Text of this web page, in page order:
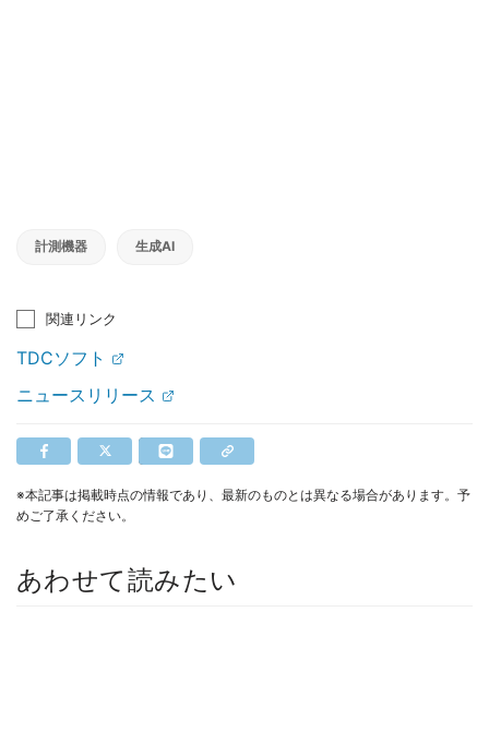
計測機器 生成AI
関連リンク
TDCソフト
ニュースリリース
※本記事は掲載時点の情報であり、最新のものとは異なる場合があります。予
めご了承ください。
あわせて読みたい